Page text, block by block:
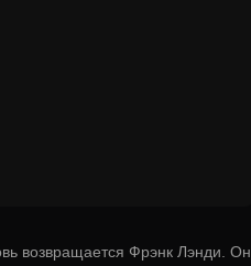
возвращается Фрэнк Лэнди. Он